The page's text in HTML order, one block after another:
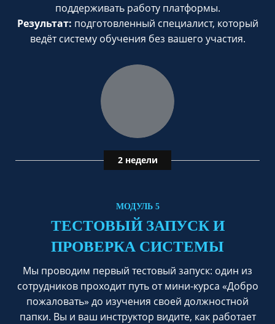
2 недели
поддерживать работу платформы.
Результат: подготовленный специалист, который
ведёт систему обучения без вашего участия.
МОДУЛЬ 5
ТЕСТОВЫЙ ЗАПУСК И
ПРОВЕРКА СИСТЕМЫ
Мы проводим первый тестовый запуск: один из
сотрудников проходит путь от мини-курса «Добро
пожаловать» до изучения своей должностной
папки. Вы и ваш инструктор видите, как работает